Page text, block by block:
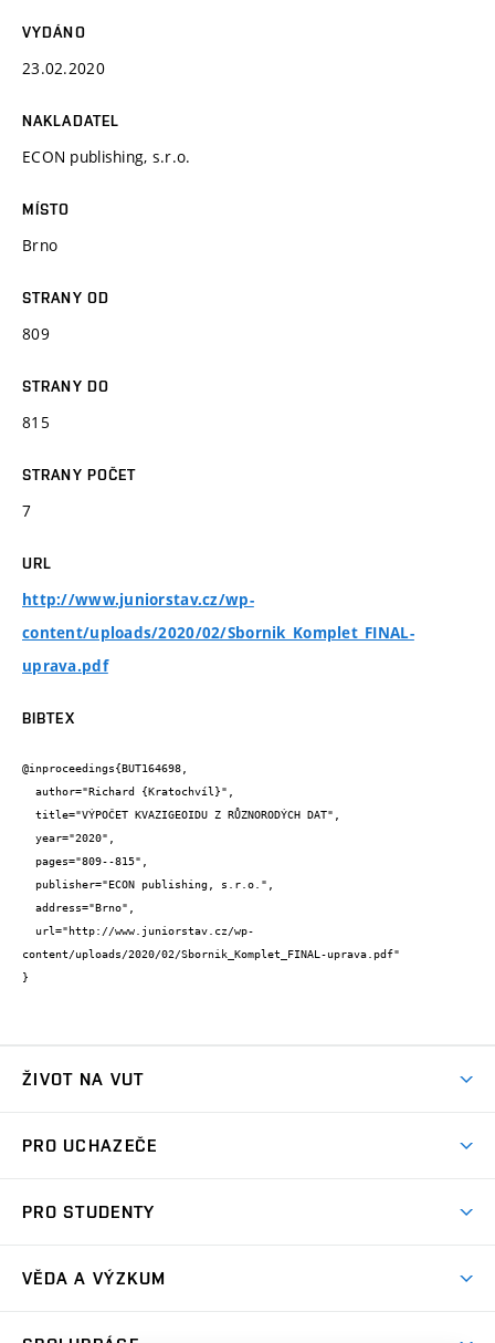
VYDÁNO
23.02.2020
NAKLADATEL
ECON publishing, s.r.o.
MÍSTO
Brno
STRANY OD
809
STRANY DO
815
STRANY POČET
7
URL
http://www.juniorstav.cz/wp-
content/uploads/2020/02/Sbornik_Komplet_FINAL-
uprava.pdf
BIBTEX
@inproceedings{BUT164698,
content/uploads/2020/02/Sbornik_Komplet_FINAL-uprava.pdf"
}
ŽIVOT NA VUT
Koleje
Sport na VUT
PRO UCHAZEČE
Dny otevřených dveří
PRO STUDENTY
Harmonogram akademického roku
Zpracování osobních údajů studentů
Sociální bezpečí
VĚDA A VÝZKUM